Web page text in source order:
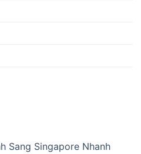
Sang Singapore Nhanh